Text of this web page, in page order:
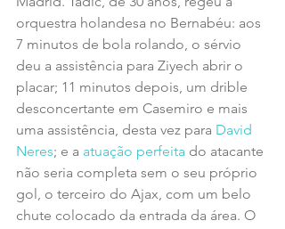
orquestra holandesa no Bernabéu: aos
7 minutos de bola rolando, o sérvio
deu a assistência para Ziyech abrir o
placar; 11 minutos depois, um drible
desconcertante em Casemiro e mais
uma assistência, desta vez para David
Neres; e a atuação perfeita do atacante
não seria completa sem o seu próprio
gol, o terceiro do Ajax, com um belo
chute colocado da entrada da área. O